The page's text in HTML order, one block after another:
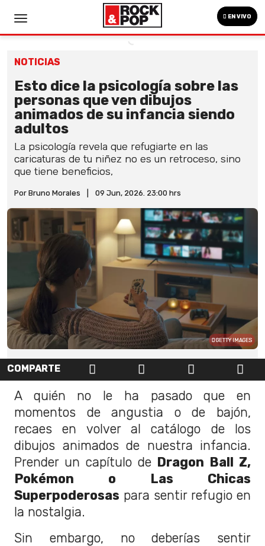
EN VIVO
NOTICIAS
Esto dice la psicología sobre las
personas que ven dibujos
animados de su infancia siendo
adultos
La psicología revela que refugiarte en las
caricaturas de tu niñez no es un retroceso, sino
que tiene beneficios,
Por Bruno Morales 09 Jun, 2026. 23:00 hrs
GETTY IMAGES
COMPARTE
A quién no le ha pasado que en
momentos de angustia o de bajón,
recaes en volver al catálogo de los
dibujos animados de nuestra infancia.
Prender un capítulo de Dragon Ball Z,
Pokémon o Las Chicas
Superpoderosas para sentir refugio en
la nostalgia.
Sin embargo, no deberías sentir